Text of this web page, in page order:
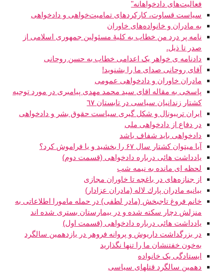
فعالیت‌های دادخواهانه"
سیاست قساوت، کارکردهای تمامیت‌خواهی و دادخواهی
به مادران و خانواده‌های خاوران
نامه پر درد من خطاب به کلیۀ مسئولین جمهوری اسلامی از
صدر تا ذیل.
دادنامه ی خواهر یک اعدامی خطاب به حسن روحانی
آقای روحانی صدای ما را بشنوید!
مادران خاوران و دادخواهی عمومی
پاسخی به مقاله اقای سید محمد مهدی پیامبری در مورد توجیه
کشتار زندانیان سیاسی در تابستان ٦٧
ایران تریبونال و شکل گیری سیاست حقوق بشر و دادخواهی
در دفاع از دادخواهی ملی
دادخواهی باید شفاف باشد
آیا میتوان کشتار سال ۶۷ را بخشید و یا فراموش کرد؟
یادداشت هائی درباره دادخواهی (قسمت دوم)
لحظه ای مانده به نیمه شب
از جنازه‌های در باغچه تا خاوران مجازی
بيانيه مادران پارك لاله (مادران عزادار)
خانم فروغ تاجبخش (مادر لطفی) در حمله مامورا اطلاعاتی به
منزلش دچار سکته شده و در بیمارستان بستری شده اند
یادداشت هائی درباره دادخواهی (قسمت اول)
در بزرگداشت داریوش و پروانه فروهر در یازدهمین سالگرد
به‌خون خفتنشان ما را تنها نگذارید
ایستادگی یک خانواده
دهمین سالگرد قتلهای سیاسی